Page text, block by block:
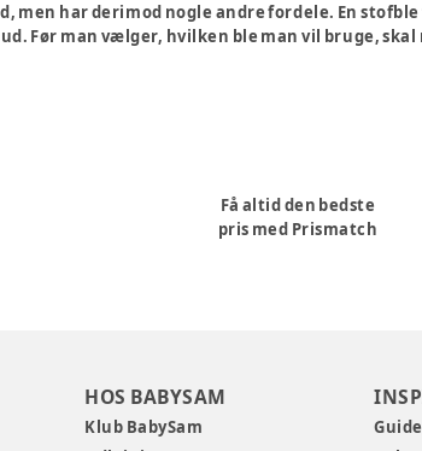
men har derimod nogle andre fordele. En
Før man vælger, hvilken ble man vil bruge,
Få altid den bedste
pris med Prismatch
HOS BABYSAM
Klub BabySam